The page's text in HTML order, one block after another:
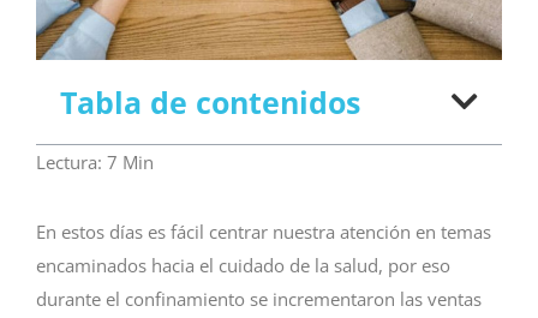
Tabla de contenidos
Lectura: 7 Min
En estos días es fácil centrar nuestra atención en temas
encaminados hacia el cuidado de la salud, por eso
durante el confinamiento se incrementaron las ventas